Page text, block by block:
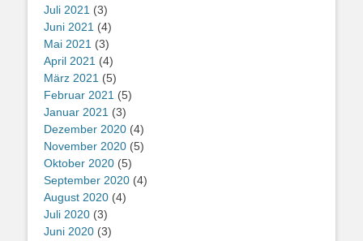
Juli 2021 (3)
Juni 2021 (4)
Mai 2021 (3)
April 2021 (4)
März 2021 (5)
Februar 2021 (5)
Januar 2021 (3)
Dezember 2020 (4)
November 2020 (5)
Oktober 2020 (5)
September 2020 (4)
August 2020 (4)
Juli 2020 (3)
Juni 2020 (3)